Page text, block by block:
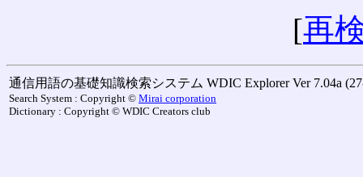
[再
通信用語の基礎知識検索システム WDIC Explorer Ver 7.04a
Search System : Copyright © Mirai corporation
Dictionary : Copyright © WDIC Creators club